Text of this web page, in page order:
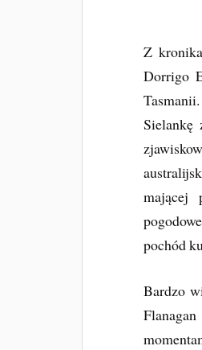
Z
Dorrigo
Sielankę
mającej
pochód
Bardzo